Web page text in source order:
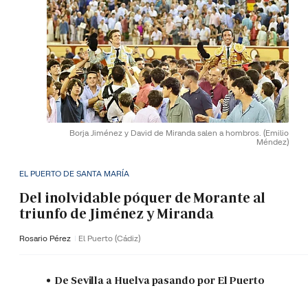
Borja Jiménez y David de Miranda salen a hombros. (Emilio
Méndez)
EL PUERTO DE SANTA MARÍA
Del inolvidable póquer de Morante al
triunfo de Jiménez y Miranda
Rosario Pérez El Puerto (Cádiz)
De Sevilla a Huelva pasando por El Puerto